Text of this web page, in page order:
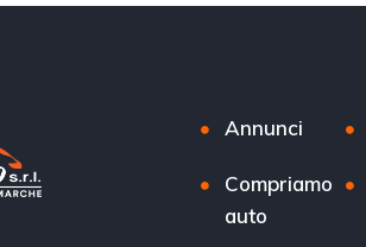
Annunci
Compriamo
auto